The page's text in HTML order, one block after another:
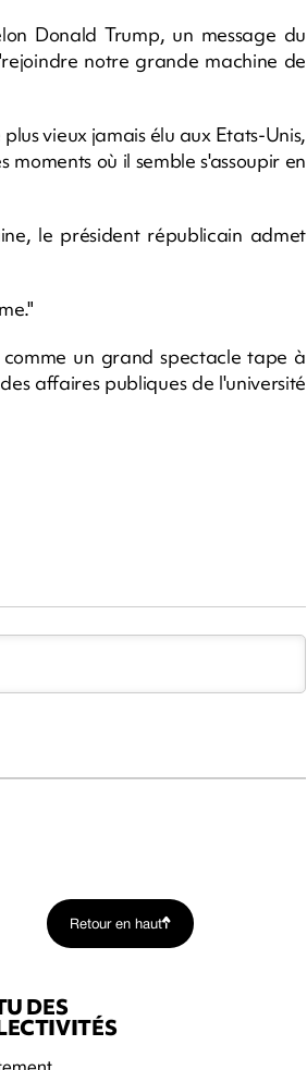
Donald Trump, un message du
notre grande machine de
vieux jamais élu aux Etats-Unis,
moments où il semble s'assoupir en
le président républicain admet
un grand spectacle tape à
affaires publiques de l'université
Retour en haut
DES